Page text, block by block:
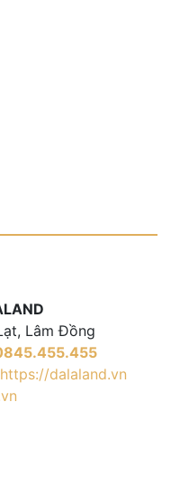
Lâm Đồng
https://dalaland.vn